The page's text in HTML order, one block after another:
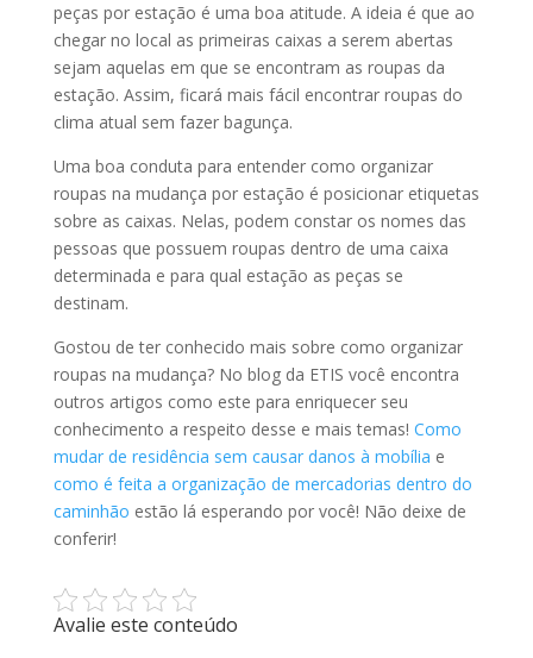
peças por estação é uma boa atitude. A ideia é que ao
chegar no local as primeiras caixas a serem abertas
sejam aquelas em que se encontram as roupas da
estação. Assim, ficará mais fácil encontrar roupas do
clima atual sem fazer bagunça.
Uma boa conduta para entender como organizar
roupas na mudança por estação é posicionar etiquetas
sobre as caixas. Nelas, podem constar os nomes das
pessoas que possuem roupas dentro de uma caixa
determinada e para qual estação as peças se
destinam.
Gostou de ter conhecido mais sobre como organizar
roupas na mudança? No blog da ETIS você encontra
outros artigos como este para enriquecer seu
conhecimento a respeito desse e mais temas! Como
mudar de residência sem causar danos à mobília e
como é feita a organização de mercadorias dentro do
caminhão estão lá esperando por você! Não deixe de
conferir!
Avalie este conteúdo